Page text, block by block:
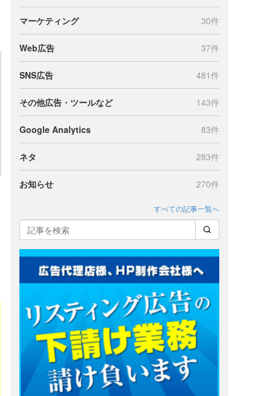
マーケティング 30件
Web広告 37件
SNS広告 481件
その他広告・ツールなど 143件
Google Analytics 83件
ネタ 283件
お知らせ 270件
すべての記事一覧へ